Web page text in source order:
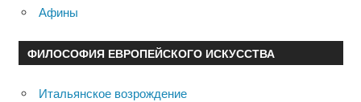
Афины
ФИЛОСОФИЯ ЕВРОПЕЙСКОГО ИСКУССТВА
Итальянское возрождение